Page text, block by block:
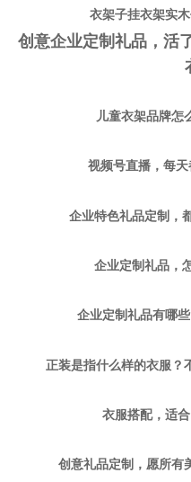
衣架子挂衣架实
创意企业定制礼品，活
儿童衣架品牌怎
视频号直播，每天
企业特色礼品定制，
企业定制礼品，
企业定制礼品有哪
正装是指什么样的衣服？
衣服搭配，适
创意礼品定制，愿所有